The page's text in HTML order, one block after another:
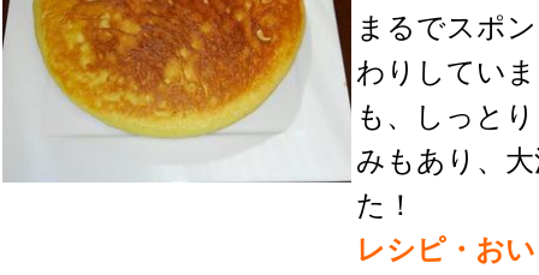
まるでスポ
わりしてい
も、しっと
みもあり、
た！
レシピ・お